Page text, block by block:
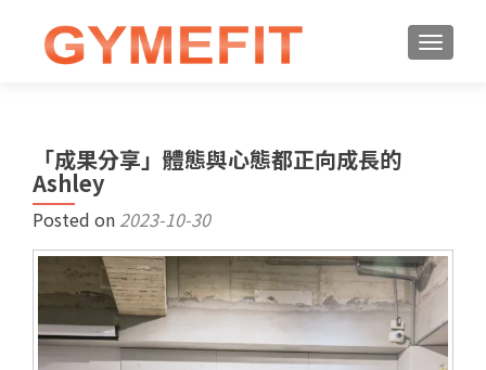
「成果分享」體態與心態都正向成長的
Ashley
Posted on 2023-10-30